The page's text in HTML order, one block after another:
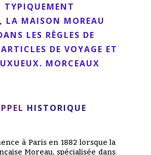
LA MAISON MOREAU
LES RÈGLES DE
DE VOYAGE ET
MORCEAUX
HISTORIQUE
à Paris en 1882 lorsque la
Moreau, spécialisée dans